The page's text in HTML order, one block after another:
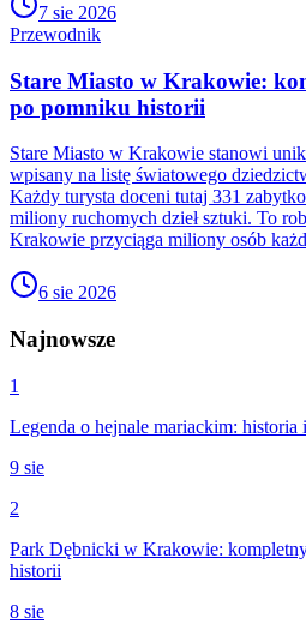
7 sie 2026
Przewodnik
Stare Miasto w Krakowie:
po pomniku historii
Stare Miasto w Krakowie stanowi
wpisany na listę światowego
Każdy turysta doceni tutaj 331
miliony ruchomych dzieł sztuki. To
Krakowie przyciąga miliony osób
6 sie 2026
Najnowsze
1
Legenda o hejnale mariackim:
9 sie
2
Park Dębnicki w Krakowie:
historii
8 sie